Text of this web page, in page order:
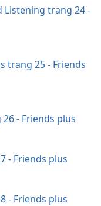
Listening trang 24 -
trang 25 - Friends
- Friends plus
- Friends plus
- Friends plus